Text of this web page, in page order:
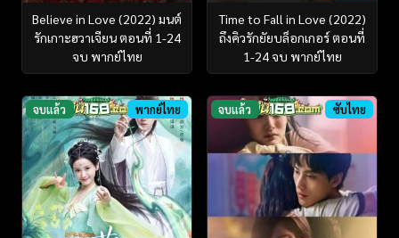
Believe in Love (2022) มนต์
รักเกาะฮวาเจียน ตอนที่ 1-24
จบ พากย์ไทย
Time to Fall in Love (2022)
ถึงคิวรักยัยบล็อกเกอร์ ตอนที่
1-24 จบ พากย์ไทย
จบแล้ว พากย์ไทย จบแล้ว ซับไทย